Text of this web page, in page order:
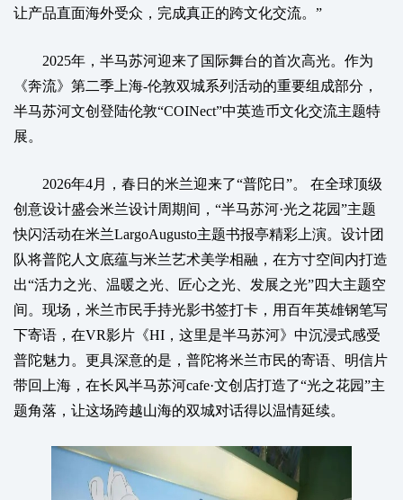
让产品直面海外受众，完成真正的跨文化交流。”
2025年，半马苏河迎来了国际舞台的首次高光。作为
《奔流》第二季上海-伦敦双城系列活动的重要组成部分，
半马苏河文创登陆伦敦“COINect”中英造币文化交流主题特
展。
2026年4月，春日的米兰迎来了“普陀日”。 在全球顶级
创意设计盛会米兰设计周期间，“半马苏河·光之花园”主题
快闪活动在米兰LargoAugusto主题书报亭精彩上演。设计团
队将普陀人文底蕴与米兰艺术美学相融，在方寸空间内打造
出“活力之光、温暖之光、匠心之光、发展之光”四大主题空
间。现场，米兰市民手持光影书签打卡，用百年英雄钢笔写
下寄语，在VR影片《HI，这里是半马苏河》中沉浸式感受
普陀魅力。更具深意的是，普陀将米兰市民的寄语、明信片
带回上海，在长风半马苏河cafe·文创店打造了“光之花园”主
题角落，让这场跨越山海的双城对话得以温情延续。